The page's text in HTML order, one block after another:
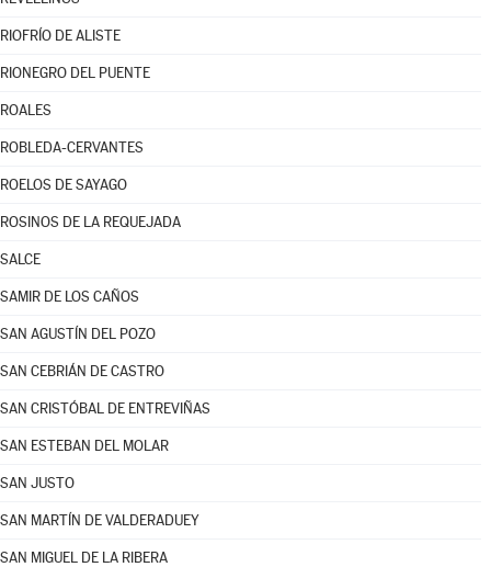
RIOFRÍO DE ALISTE
RIONEGRO DEL PUENTE
ROALES
ROBLEDA-CERVANTES
ROELOS DE SAYAGO
ROSINOS DE LA REQUEJADA
SALCE
SAMIR DE LOS CAÑOS
SAN AGUSTÍN DEL POZO
SAN CEBRIÁN DE CASTRO
SAN CRISTÓBAL DE ENTREVIÑAS
SAN ESTEBAN DEL MOLAR
SAN JUSTO
SAN MARTÍN DE VALDERADUEY
SAN MIGUEL DE LA RIBERA